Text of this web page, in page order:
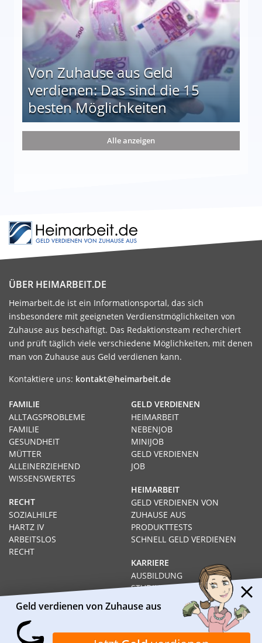
Von Zuhause aus Geld
verdienen: Das sind die 15
besten Möglichkeiten
die 15 besten Möglichkeiten
Alle anzeigen
ÜBER HEIMARBEIT.DE
Heimarbeit.de ist ein Informationsportal, das sich
insbesondere mit geeigneten Verdienstmöglichkeiten von
Zuhause aus beschäftigt. Das Redaktionsteam recherchiert
und prüft täglich viele verschiedene Möglichkeiten, mit denen
man von Zuhause aus Geld verdienen kann.
Kontaktiere uns: kontakt@heimarbeit.de
GELD VERDIENEN
HEIMARBEIT
NEBENJOB
MINIJOB
GELD VERDIENEN
JOB
HEIMARBEIT
GELD VERDIENEN VON
ZUHAUSE AUS
PRODUKTTESTS
SCHNELL GELD VERDIENEN
KARRIERE
AUSBILDUNG
STUDIUM
FERNSTUDIUM
GEHÄLTER
FAMILIE
ALLTAGSPROBLEME
FAMILIE
GESUNDHEIT
MÜTTER
ALLEINERZIEHEND
WISSENSWERTES
RECHT
SOZIALHILFE
HARTZ IV
ARBEITSLOS
RECHT
Impressum Datenschutz Kontakt Über Heimarbeit.de
Geld verdienen von Zuhause aus